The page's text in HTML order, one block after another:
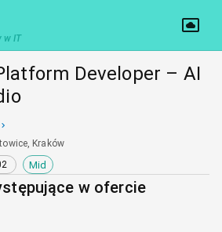
w IT
Developer – AI
Kraków
Mid
w ofercie